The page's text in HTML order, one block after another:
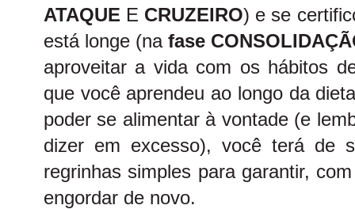
ATAQUE E CRUZEIRO) e se
está longe (na fase
aproveitar a vida com os hábitos
que você aprendeu ao longo da
poder se alimentar à vontade (e
dizer em excesso), você terá de
regrinhas simples para garantir,
engordar de novo.